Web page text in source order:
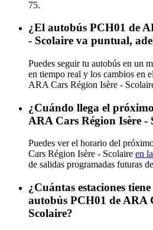
75.
¿El autobús PCH01 de
- Scolaire va puntual,
Puedes seguir tu autobús en un
en tiempo real y los cambios en
ARA Cars Région Isère -
¿Cuándo llega el
ARA Cars Région Isère -
Puedes ver el horario del
Cars Région Isère - Scolaire en
de salidas programadas futuras
¿Cuántas estaciones
autobús PCH01 de ARA
Scolaire?